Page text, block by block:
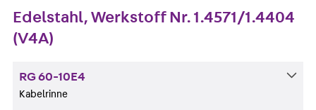
Edelstahl, Werkstoff Nr. 1.4571/1.4404
(V4A)
RG 60-10E4
Kabelrinne